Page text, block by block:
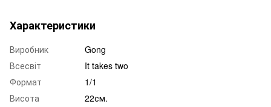
Характеристики
Виробник
Gong
Всесвіт
It takes two
Формат
1/1
Висота
22см.